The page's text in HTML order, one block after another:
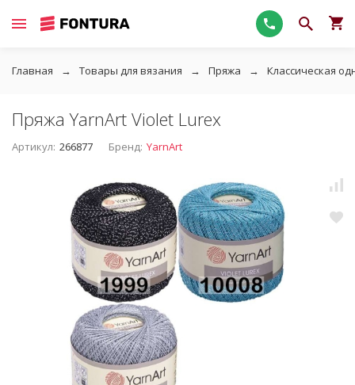
Главная Товары для вязания Пряжа Классическая
Пряжа YarnArt Violet Lurex
Артикул: 266877 Бренд: YarnArt